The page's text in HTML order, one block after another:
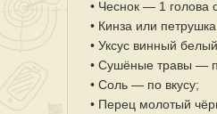
• Чеснок — 1 голова
• Кинза или
• Уксус винный
• Сушёные травы —
• Соль — по вкусу;
• Перец молотый